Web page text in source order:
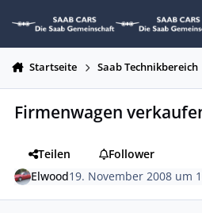
Startseite Saab Technikbereich
Firmenwagen
Teilen
Follower
Elwood19. November 2008 um